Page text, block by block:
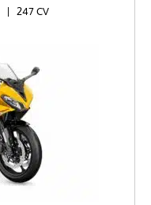
| 247 CV